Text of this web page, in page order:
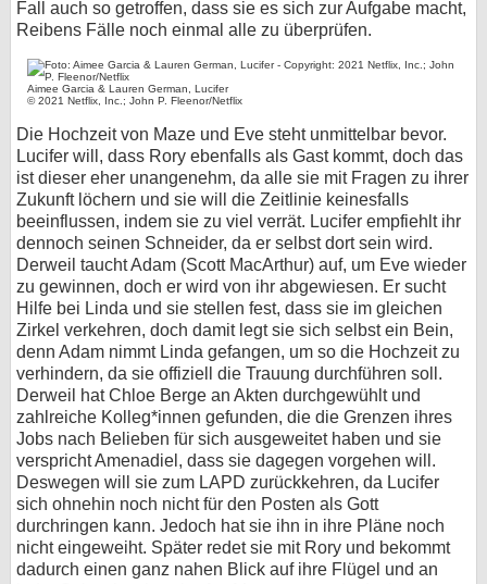
Fall auch so getroffen, dass sie es sich zur Aufgabe macht,
Reibens Fälle noch einmal alle zu überprüfen.
Aimee Garcia & Lauren German, Lucifer
© 2021 Netflix, Inc.; John P. Fleenor/Netflix
Die Hochzeit von Maze und Eve steht unmittelbar bevor.
Lucifer will, dass Rory ebenfalls als Gast kommt, doch das
ist dieser eher unangenehm, da alle sie mit Fragen zu ihrer
Zukunft löchern und sie will die Zeitlinie keinesfalls
beeinflussen, indem sie zu viel verrät. Lucifer empfiehlt ihr
dennoch seinen Schneider, da er selbst dort sein wird.
Derweil taucht Adam (Scott MacArthur) auf, um Eve wieder
zu gewinnen, doch er wird von ihr abgewiesen. Er sucht
Hilfe bei Linda und sie stellen fest, dass sie im gleichen
Zirkel verkehren, doch damit legt sie sich selbst ein Bein,
denn Adam nimmt Linda gefangen, um so die Hochzeit zu
verhindern, da sie offiziell die Trauung durchführen soll.
Derweil hat Chloe Berge an Akten durchgewühlt und
zahlreiche Kolleg*innen gefunden, die die Grenzen ihres
Jobs nach Belieben für sich ausgeweitet haben und sie
verspricht Amenadiel, dass sie dagegen vorgehen will.
Deswegen will sie zum LAPD zurückkehren, da Lucifer
sich ohnehin noch nicht für den Posten als Gott
durchringen kann. Jedoch hat sie ihn in ihre Pläne noch
nicht eingeweiht. Später redet sie mit Rory und bekommt
dadurch einen ganz nahen Blick auf ihre Flügel und an